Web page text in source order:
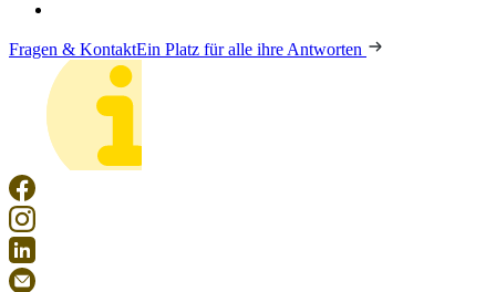
Fragen & KontaktEin Platz für alle ihre Antworten